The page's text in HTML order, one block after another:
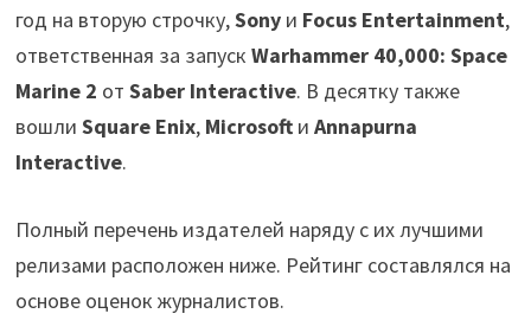
год на вторую строчку,Sony и Focus Entertainment,
ответственная за запуск Warhammer 40,000: Space
Marine 2 от Saber Interactive. В десятку также
вошли Square Enix, Microsoft и Annapurna
Interactive.
Полный перечень издателей наряду с их лучшими
релизами расположен ниже. Рейтинг составлялся на
основе оценок журналистов.